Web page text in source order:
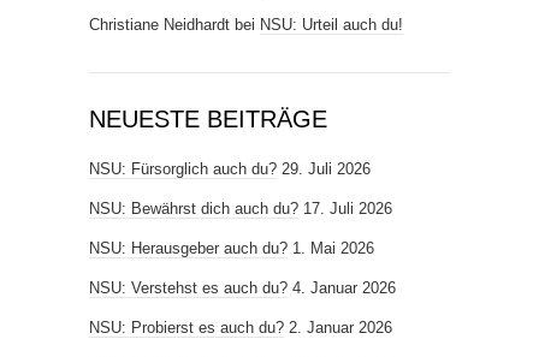
Christiane Neidhardt bei NSU: Urteil auch du!
NEUESTE BEITRÄGE
NSU: Fürsorglich auch du? 29. Juli 2026
NSU: Bewährst dich auch du? 17. Juli 2026
NSU: Herausgeber auch du? 1. Mai 2026
NSU: Verstehst es auch du? 4. Januar 2026
NSU: Probierst es auch du? 2. Januar 2026